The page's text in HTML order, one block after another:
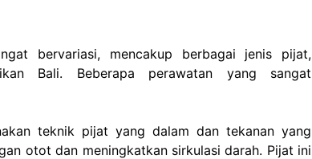
bervariasi, mencakup berbagai jenis pijat,
Bali. Beberapa perawatan yang sangat
teknik pijat yang dalam dan tekanan yang
otot dan meningkatkan sirkulasi darah. Pijat ini